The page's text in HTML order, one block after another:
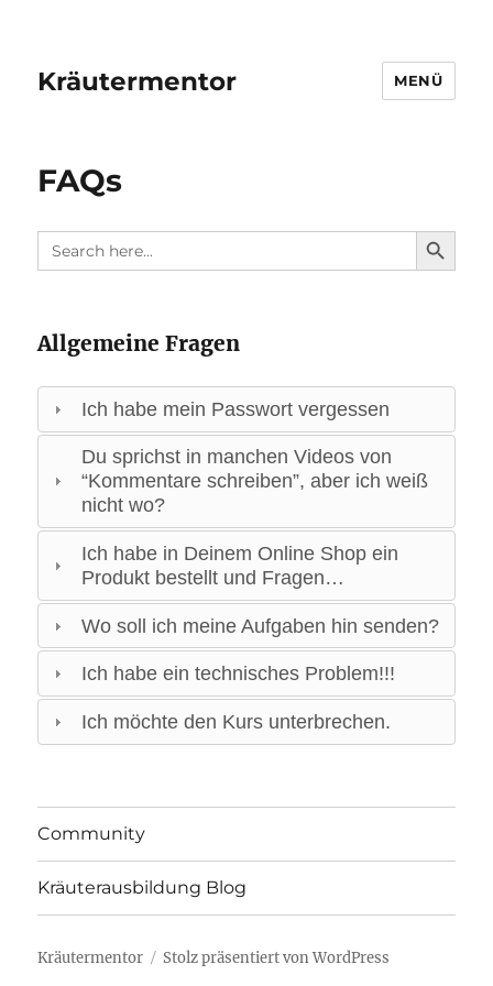
Kräutermentor MENÜ
FAQs
Search
for:
SEARCH
Allgemeine Fragen
Ich habe mein Passwort vergessen
Du sprichst in manchen Videos von
“Kommentare schreiben”, aber ich weiß
nicht wo?
Ich habe in Deinem Online Shop ein
Produkt bestellt und Fragen…
Wo soll ich meine Aufgaben hin senden?
Ich habe ein technisches Problem!!!
Ich möchte den Kurs unterbrechen.
Community
Kräuterausbildung Blog
Kräutermentor Stolz präsentiert von WordPress